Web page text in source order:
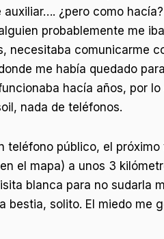
auxiliar…. ¿pero como
probablemente me
necesitaba comunicarme
me había quedado
hacía años, por
nada de teléfonos.
teléfono público, el
el mapa) a unos 3
blanca para no sudarla
solito. El miedo me